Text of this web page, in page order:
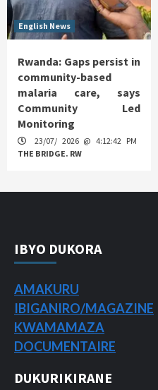
English News
Rwanda: Gaps persist in
community-based
malaria care, says
Community Led
Monitoring
23/07/ 2026 @ 4:12:42 PM
THE BRIDGE. RW
IBYO DUKORA
AMAKURU
IBIGANIRO/MAGAZINE
KWAMAMAZA
DOCUMENTAIRE
DUKURIKIRANE